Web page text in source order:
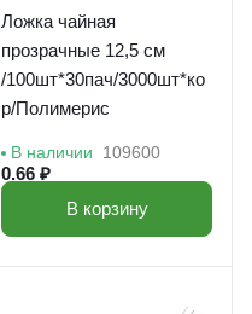
Ложка чайная
прозрачные 12,5 см
/100шт*30пач/3000шт*ко
р/Полимерис
В наличии 109600
0.66 ₽
В корзину